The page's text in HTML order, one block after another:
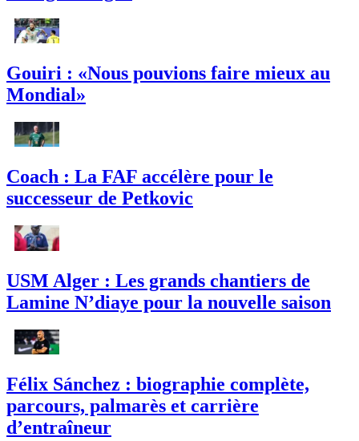
Gouiri : «Nous pouvions faire mieux au
Mondial»
Coach : La FAF accélère pour le
successeur de Petkovic
USM Alger : Les grands chantiers de
Lamine N’diaye pour la nouvelle saison
Félix Sánchez : biographie complète,
parcours, palmarès et carrière
d’entraîneur